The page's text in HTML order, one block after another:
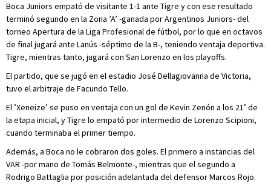
Boca Juniors empató de visitante 1-1 ante Tigre y con ese resultado
terminó segundo en la Zona ’A’ -ganada por Argentinos Juniors- del
torneo Apertura de la Liga Profesional de fútbol, por lo que en octavos
de final jugará ante Lanús -séptimo de la B-, teniendo ventaja deportiva.
Tigre, mientras tanto, jugará con San Lorenzo en los playoffs.
El partido, que se jugó en el estadio José Dellagiovanna de Victoria,
tuvo el arbitraje de Facundo Tello.
El ’Xeneize’ se puso en ventaja con un gol de Kevin Zenón a los 21’ de
la etapa inicial, y Tigre lo empató por intermedio de Lorenzo Scipioni,
cuando terminaba el primer tiempo.
Además, a Boca no le cobraron dos goles. El primero a instancias del
VAR -por mano de Tomás Belmonte-, mientras que el segundo a
Rodrigo Battaglia por posición adelantada del defensor Marcos Rojo.